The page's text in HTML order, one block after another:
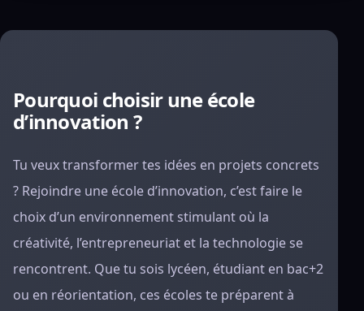
Pourquoi choisir une école
d’innovation ?
Tu veux transformer tes idées en projets concrets
? Rejoindre une école d’innovation, c’est faire le
choix d’un environnement stimulant où la
créativité, l’entrepreneuriat et la technologie se
rencontrent. Que tu sois lycéen, étudiant en bac+2
ou en réorientation, ces écoles te préparent à